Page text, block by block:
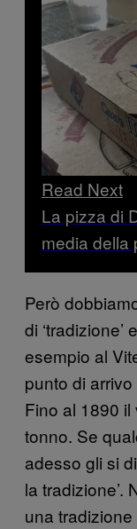
Read Next
La pizza di
media della
Però
di ‘tradizione’
esempio al
punto di
Fino al 1890
tonno. Se
adesso gli si
la tradizione’.
una